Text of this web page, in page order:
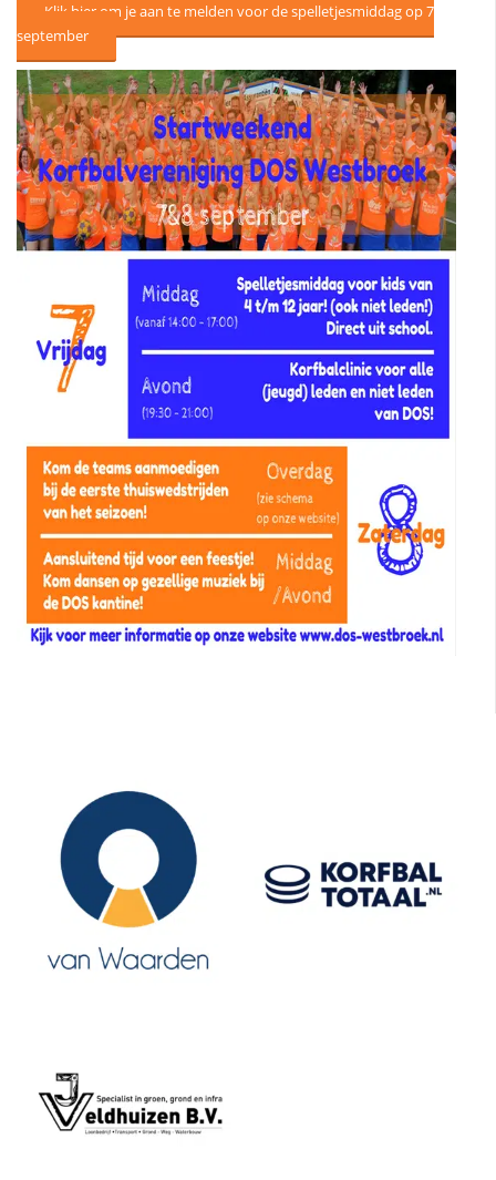
Klik hier om je aan te melden voor de spelletjesmiddag op 7
september